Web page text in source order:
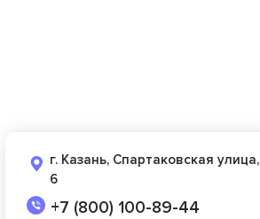
г. Казань, Спартаковская улица,
6
+7 (800) 100-89-44